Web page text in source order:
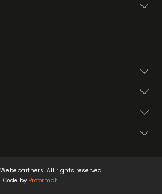
All rights reserved
Code by Proformat